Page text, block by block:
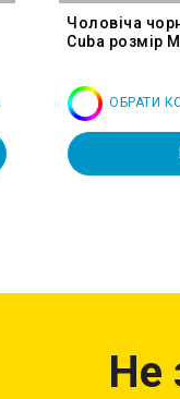
Чоловіча
Cuba розмір M
ОБРАТИ
Не